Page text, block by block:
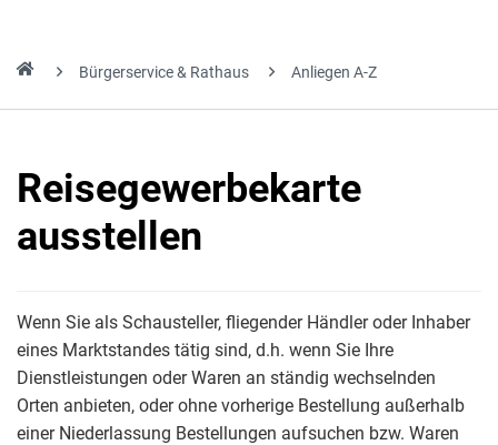
Bürgerservice & Rathaus Anliegen A-Z
Reisegewerbekarte
ausstellen
Wenn Sie als Schausteller, fliegender Händler oder Inhaber
eines Marktstandes tätig sind, d.h. wenn Sie Ihre
Dienstleistungen oder Waren an ständig wechselnden
Orten anbieten, oder ohne vorherige Bestellung außerhalb
einer Niederlassung Bestellungen aufsuchen bzw. Waren